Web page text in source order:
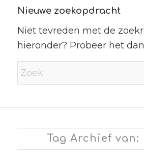
Nieuwe zoekopdracht
Niet tevreden met de
hieronder? Probeer het
Tag Archief van: